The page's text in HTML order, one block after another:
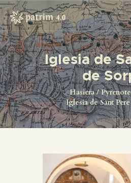
Iglesia de
de
Hasiera
Iglesia de Sant
HASIERA
PYRENOTECA 4.0
PROIEKTUAK
SAREA